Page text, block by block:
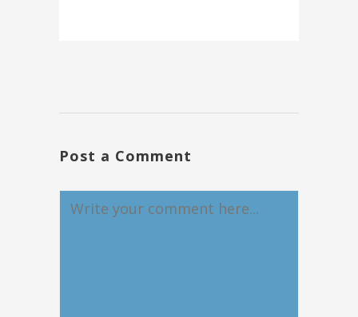
Post a Comment